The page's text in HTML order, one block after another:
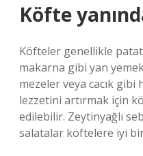
Köfte
Köfteler genellikle
makarna gibi yan
mezeler veya cacık
lezzetini artırmak için
edilebilir. Zeytinyağlı
salatalar köftelere iyi